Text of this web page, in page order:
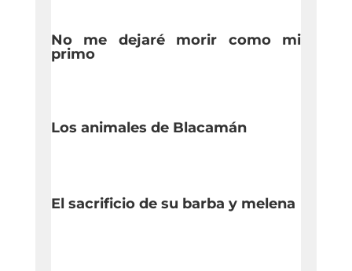
No me dejaré morir como mi
primo
Los animales de Blacamán
El sacrificio de su barba y melena